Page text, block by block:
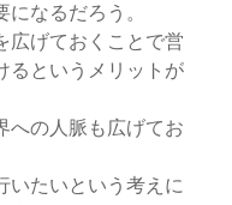
なるだろう。
広げておくことで営
るというメリットが
への人脈も広げてお
いたいという考えに